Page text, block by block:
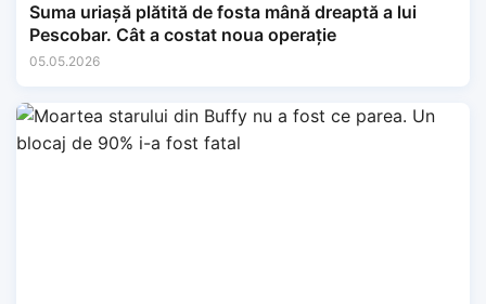
Suma uriașă plătită de fosta mână dreaptă a lui
Pescobar. Cât a costat noua operație
05.05.2026